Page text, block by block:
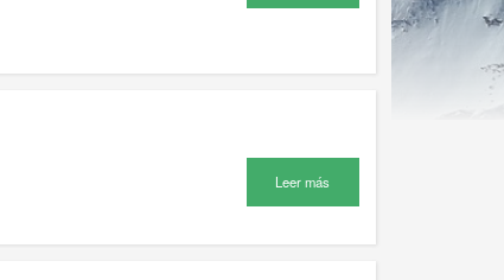
Leer más